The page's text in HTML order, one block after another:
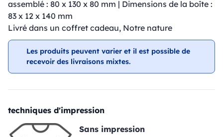
assemblé : 80 x 130 x 80 mm | Dimensions de la boîte :
83 x 12 x 140 mm
Livré dans un coffret cadeau, Notre nature
Les produits peuvent varier et il est possible de
recevoir des livraisons mixtes.
techniques d'impression
Sans impression